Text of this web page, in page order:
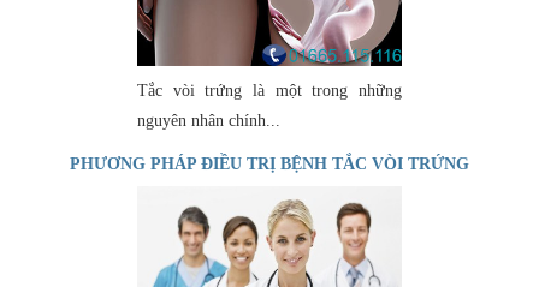
Tắc vòi trứng là một trong những
nguyên nhân chính...
PHƯƠNG PHÁP ĐIỀU TRỊ BỆNH TẮC VÒI TRỨNG